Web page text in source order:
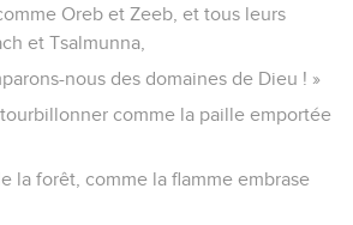
Oreb et Zeeb, et tous leurs
et Tsalmunna,
nous des domaines de Dieu ! »
comme la paille emportée
la forêt, comme la flamme embrase